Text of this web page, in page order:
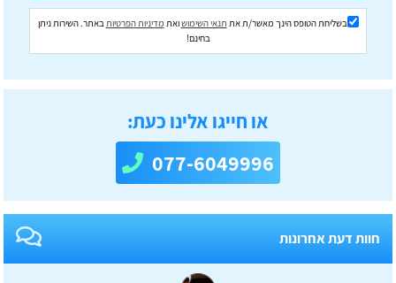
בשליחת הטופס הינך מאשר/ת את תנאי השימושואת מדיניות הפרטיותבאתר. השירות ניתן
בחינם!
או חייגו אלינו כעת:
077-6049996
חוות דעת אחרונות